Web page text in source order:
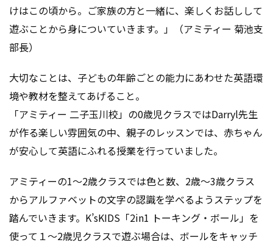
けはこの頃から。ご家族の方と一緒に、楽しくお話しして
遊ぶことから身についていきます。」（アミティー 菊池支
部長）
大切なことは、子どもの年齢ごとの能力にあわせた英語環
境や教材を整えてあげること。
「アミティー 二子玉川校」の0歳児クラスではDarryl先生
が作る楽しい雰囲気の中、親子のレッスンでは、赤ちゃん
が安心して英語にふれる授業を行っていました。
アミティーの1～2歳クラスでは色と数、2歳～3歳クラス
からアルファベットの文字の認識を学べるようステップを
踏んでいきます。K’sKIDS「2in1 トーキング・ボール」を
使って１～2歳児クラスで遊ぶ場合は、ボールをキャッチ